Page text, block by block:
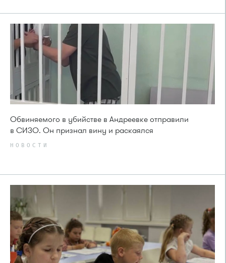
Обвиняемого в убийстве в Андреевке отправили
в СИЗО. Он признал вину и раскаялся
НОВОСТИ